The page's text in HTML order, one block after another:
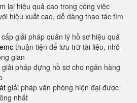
lại hiệu quả cao trong công việc
hiệu xuất cao, dễ dàng thao tác tìm
giải pháp quản lý hồ sơ hiệu quả
thuận tiện để lưu trữ tài liệu, nhỏ
gian
giải pháp đựng hồ sơ cho ngân hàng
giải pháp văn phòng hiện đại được
nhất